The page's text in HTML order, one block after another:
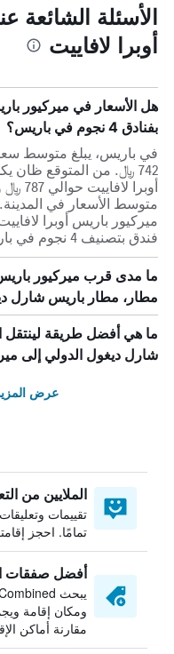
الأسئلة الشائعة
أوبرا لافاييت
هل الأسعار في ميركيور
بفنادق 4 نجوم في باريس؟
742 ﷼. من المتوقع ظان
ميركيور باريس أوبرا
فندق بتصنيف 4 نجوم في باريس.
ما مدى قرب ميركيور
مطار، مطار باريس شارل
ما هي أفضل طريقة
شارل ديغول الدولي إلى
عرض
الملايين من
تقييمات
تمامًا. احجز
أفضل صفقات
ومكان إقامة
مقارنة أماكن